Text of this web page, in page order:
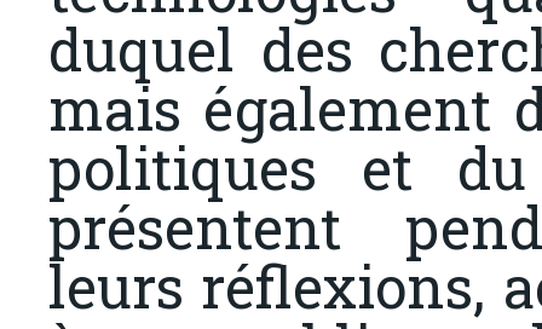
duquel des
mais également
politiques et
présentent
leurs réflexions,